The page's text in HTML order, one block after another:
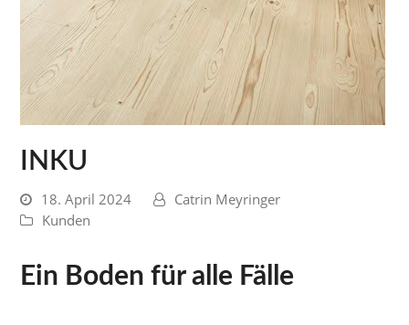
INKU
18. April 2024
Catrin Meyringer
Kunden
Ein Boden für alle Fälle